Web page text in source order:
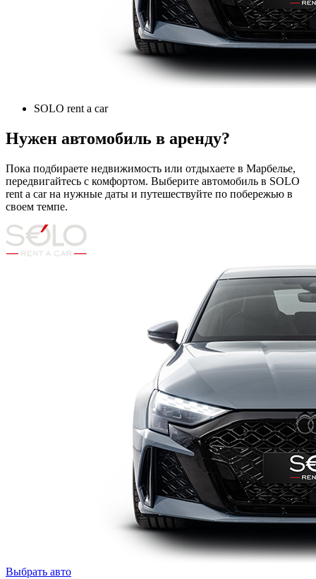
SOLO rent a car
Нужен автомобиль в аренду?
Пока подбираете недвижимость или отдыхаете в Марбелье,
передвигайтесь с комфортом. Выберите автомобиль в SOLO
rent a car на нужные даты и путешествуйте по побережью в
своем темпе.
Выбрать авто